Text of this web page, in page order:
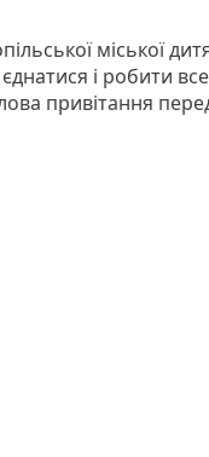
міської
єднатися і робити все
привітання